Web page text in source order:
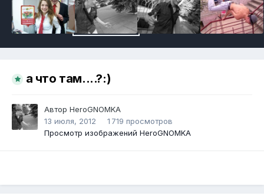
а что там....?:)
Автор HeroGNOMKA
13 июля, 2012
1 719 просмотров
Просмотр изображений HeroGNOMKA